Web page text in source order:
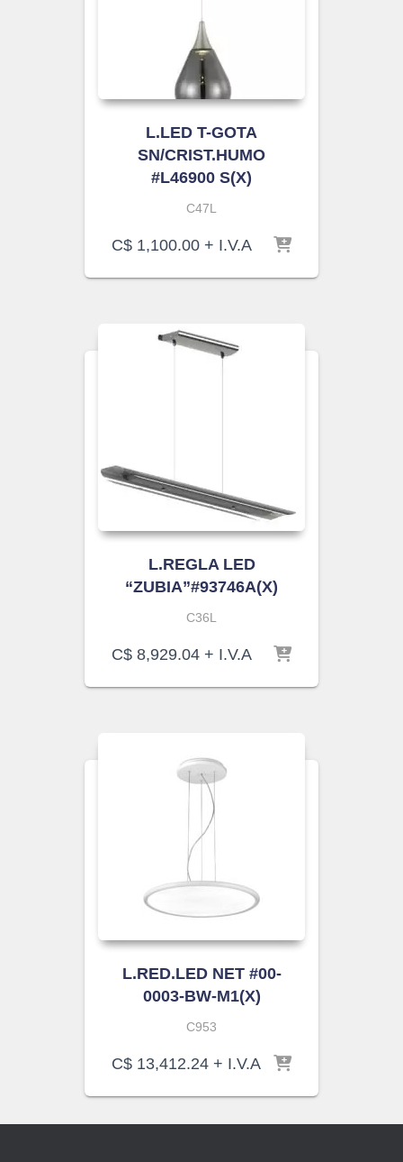
L.LED T-GOTA
SN/CRIST.HUMO
#L46900 S(X)
C47L
C$ 1,100.00 + I.V.A
L.REGLA LED
“ZUBIA”#93746A(X)
C36L
C$ 8,929.04 + I.V.A
L.RED.LED NET #00-
0003-BW-M1(X)
C953
C$ 13,412.24 + I.V.A